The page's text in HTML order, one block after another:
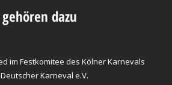
dazu
im Festkomitee des Kölner Karnevals
Karneval e.V.